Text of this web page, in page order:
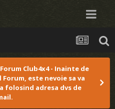
Club4x4 - Inainte de
este nevoie sa va
folosind adresa dvs de